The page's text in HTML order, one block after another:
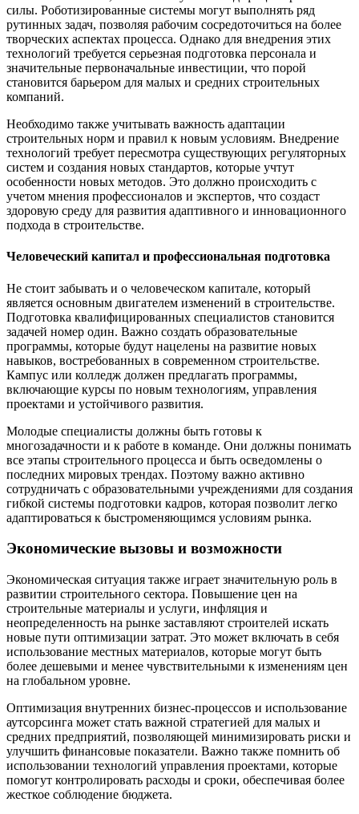
силы. Роботизированные системы могут выполнять ряд
рутинных задач, позволяя рабочим сосредоточиться на более
творческих аспектах процесса. Однако для внедрения этих
технологий требуется серьезная подготовка персонала и
значительные первоначальные инвестиции, что порой
становится барьером для малых и средних строительных
компаний.
Необходимо также учитывать важность адаптации
строительных норм и правил к новым условиям. Внедрение
технологий требует пересмотра существующих регуляторных
систем и создания новых стандартов, которые учтут
особенности новых методов. Это должно происходить с
учетом мнения профессионалов и экспертов, что создаст
здоровую среду для развития адаптивного и инновационного
подхода в строительстве.
Человеческий капитал и профессиональная подготовка
Не стоит забывать и о человеческом капитале, который
является основным двигателем изменений в строительстве.
Подготовка квалифицированных специалистов становится
задачей номер один. Важно создать образовательные
программы, которые будут нацелены на развитие новых
навыков, востребованных в современном строительстве.
Кампус или колледж должен предлагать программы,
включающие курсы по новым технологиям, управления
проектами и устойчивого развития.
Молодые специалисты должны быть готовы к
многозадачности и к работе в команде. Они должны понимать
все этапы строительного процесса и быть осведомлены о
последних мировых трендах. Поэтому важно активно
сотрудничать с образовательными учреждениями для создания
гибкой системы подготовки кадров, которая позволит легко
адаптироваться к быстроменяющимся условиям рынка.
Экономические вызовы и возможности
Экономическая ситуация также играет значительную роль в
развитии строительного сектора. Повышение цен на
строительные материалы и услуги, инфляция и
неопределенность на рынке заставляют строителей искать
новые пути оптимизации затрат. Это может включать в себя
использование местных материалов, которые могут быть
более дешевыми и менее чувствительными к изменениям цен
на глобальном уровне.
Оптимизация внутренних бизнес-процессов и использование
аутсорсинга может стать важной стратегией для малых и
средних предприятий, позволяющей минимизировать риски и
улучшить финансовые показатели. Важно также помнить об
использовании технологий управления проектами, которые
помогут контролировать расходы и сроки, обеспечивая более
жесткое соблюдение бюджета.